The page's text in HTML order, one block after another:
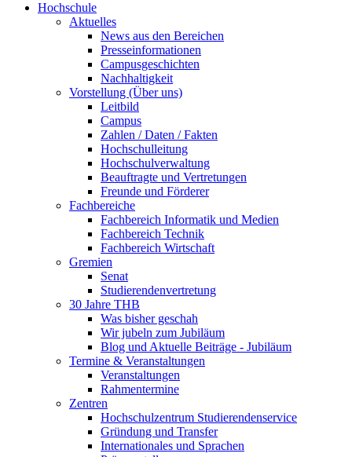
Hochschule
Aktuelles
News aus den Bereichen
Presseinformationen
Campusgeschichten
Nachhaltigkeit
Vorstellung (Über uns)
Leitbild
Campus
Zahlen / Daten / Fakten
Hochschulleitung
Hochschulverwaltung
Beauftragte und Vertretungen
Freunde und Förderer
Fachbereiche
Fachbereich Informatik und Medien
Fachbereich Technik
Fachbereich Wirtschaft
Gremien
Senat
Studierendenvertretung
30 Jahre THB
Was bisher geschah
Wir jubeln zum Jubiläum
Blog und Aktuelle Beiträge - Jubiläum
Termine & Veranstaltungen
Veranstaltungen
Rahmentermine
Zentren
Hochschulzentrum Studierendenservice
Gründung und Transfer
Internationales und Sprachen